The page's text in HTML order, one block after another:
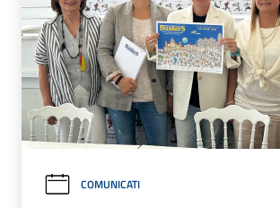
COMUNICATI